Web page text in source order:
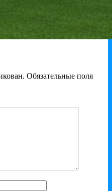
Обязательные поля